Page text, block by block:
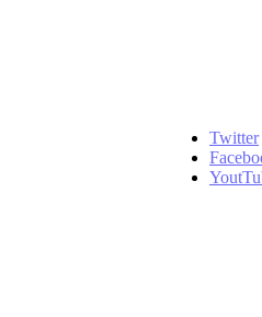
Twitter